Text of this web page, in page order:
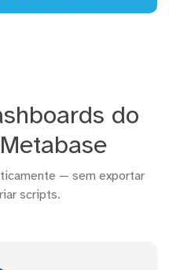
do
— sem exportar
scripts.